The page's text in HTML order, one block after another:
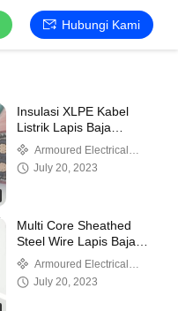
Hubungi Kami
Insulasi XLPE Kabel
Listrik Lapis Baja
Tembaga Inti Tunggal
AWA
Armoured Electrical
CableJuly 20, 2023
Multi Core Sheathed
Steel Wire Lapis Baja
Kabel Berisolasi PVC
Untuk Bawah Tanah
Armoured Electrical
CableJuly 20, 2023